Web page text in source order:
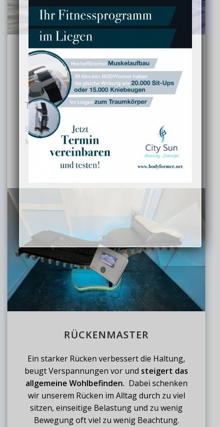
DIE SEELE BAUMELN LASSEN,
ENTSPANNEN UND
GLEICHZEITIG DER
TRAUMFIGUR NÄHERKOMMEN?
Sonne, Beauty und Wellness – alles aus einer Hand.
In der CITY SUN Beauty Lounge finden Sie nicht nur
Sonne, sondern auch innovative Behandlungen im
Kosmetik- und Beauty-Bereich.
RÜCKENMASTER
Ein starker Rücken verbessert die Haltung,
beugt Verspannungen vor und steigert das
allgemeine Wohlbefinden. Dabei schenken
wir unserem Rücken im Alltag durch zu viel
sitzen, einseitige Belastung und zu wenig
Bewegung oft viel zu wenig Beachtung.